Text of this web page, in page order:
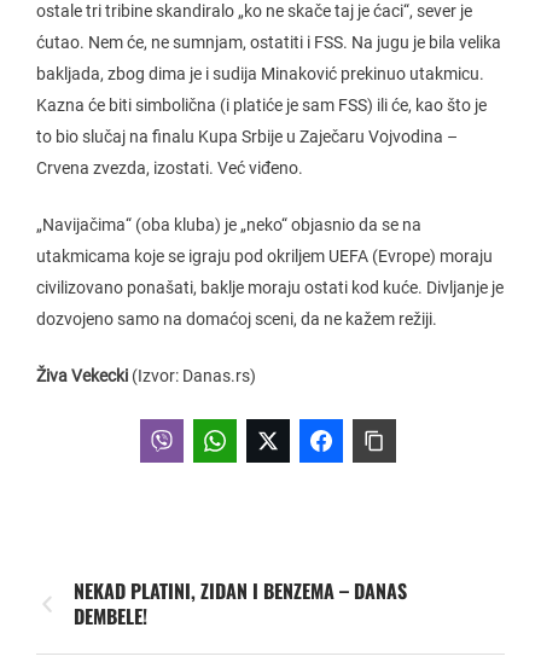
ostale tri tribine skandiralo „ko ne skače taj je ćaci“, sever je
ćutao. Nem će, ne sumnjam, ostatiti i FSS. Na jugu je bila velika
bakljada, zbog dima je i sudija Minaković prekinuo utakmicu.
Kazna će biti simbolična (i platiće je sam FSS) ili će, kao što je
to bio slučaj na finalu Kupa Srbije u Zaječaru Vojvodina –
Crvena zvezda, izostati. Već viđeno.
„Navijačima“ (oba kluba) je „neko“ objasnio da se na
utakmicama koje se igraju pod okriljem UEFA (Evrope) moraju
civilizovano ponašati, baklje moraju ostati kod kuće. Divljanje je
dozvojeno samo na domaćoj sceni, da ne kažem režiji.
Živa Vekecki (Izvor: Danas.rs)
NEKAD PLATINI, ZIDAN I BENZEMA – DANAS
DEMBELE!